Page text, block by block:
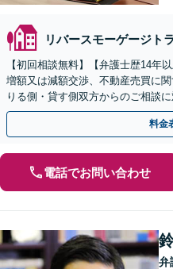
リバースモーゲージト
【初回相談無料】【弁護士歴14年
増額又は減額交渉、不動産売買に
りる側・貸す側双方からのご相談
分】【オンライン面談OK】
料金
電話でお問い合わせ
弁